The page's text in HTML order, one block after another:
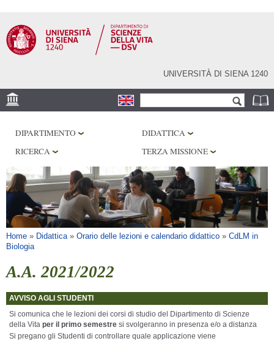
contenuto
principale
UNIVERSITÀ DI SIENA 1240
Form di ricerca
CORE FACILITIES
BIBLIOTECHE
SERVIZI
DIPARTIMENTO
DIDATTICA
RICERCA
TERZA MISSIONE
Tu sei qui
Home » Didattica » Orario delle lezioni e calendario didattico » CdLM in
Biologia
A.A. 2021/2022
AVVISO AGLI STUDENTI
Si comunica che le lezioni dei corsi di studio del Dipartimento di Scienze
della Vita per il primo semestre si svolgeranno in presenza e/o a distanza
Si pregano gli Studenti di controllare quale applicazione viene